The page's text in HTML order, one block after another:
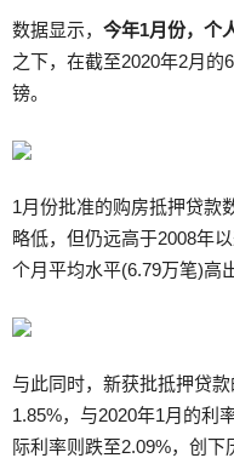
数据显示， 今年1月份，个
之下，在截至2020年2月的
镑。
1月份批准的购房抵押贷款
略低，但仍远高于2008年
个月平均水平(6.79万笔)高
与此同时，新获批抵押贷
1.85%，与2020年1月的利
际利率则跌至2.09%，创下